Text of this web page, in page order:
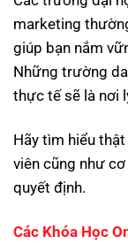
marketing
giúp bạn nắm
Những trường
thực tế sẽ là nơi
Hãy tìm hiểu
viên cũng như
quyết định.
Các Khóa Học